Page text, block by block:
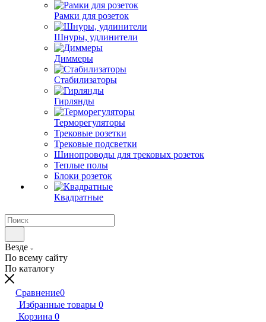
Рамки для розеток
Шнуры, удлинители
Диммеры
Стабилизаторы
Гирлянды
Терморегуляторы
Трековые розетки
Трековые подсветки
Шинопроводы для трековых розеток
Теплые полы
Блоки розеток
Квадратные
Везде
По всему сайту
По каталогу
Сравнение0
Избранные товары 0
Корзина 0